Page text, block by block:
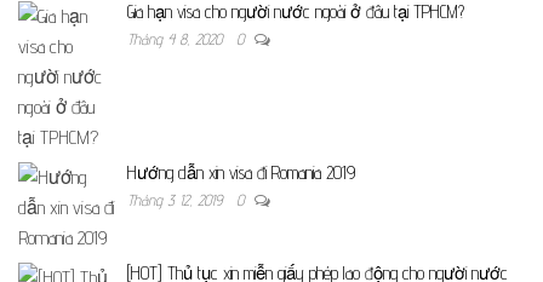
Gia hạn visa cho người nước ngoài ở đâu tại TPHCM?
Tháng 4 8, 2020 0
Hướng dẫn xin visa đi Romania 2019
Tháng 3 12, 2019 0
[HOT] Thủ tục xin miễn giấy phép lao động cho người nước